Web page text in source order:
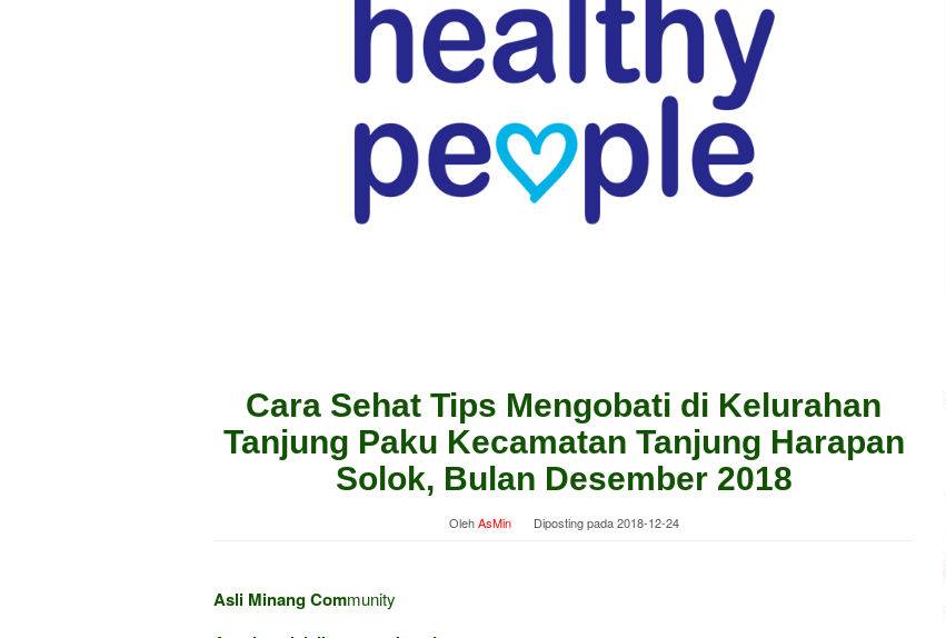
Cara Sehat Tips Mengobati di Kelurahan
Tanjung Paku Kecamatan Tanjung Harapan
Solok, Bulan Desember 2018
OlehAsMin Diposting pada2018-12-24
Asli Minang Community